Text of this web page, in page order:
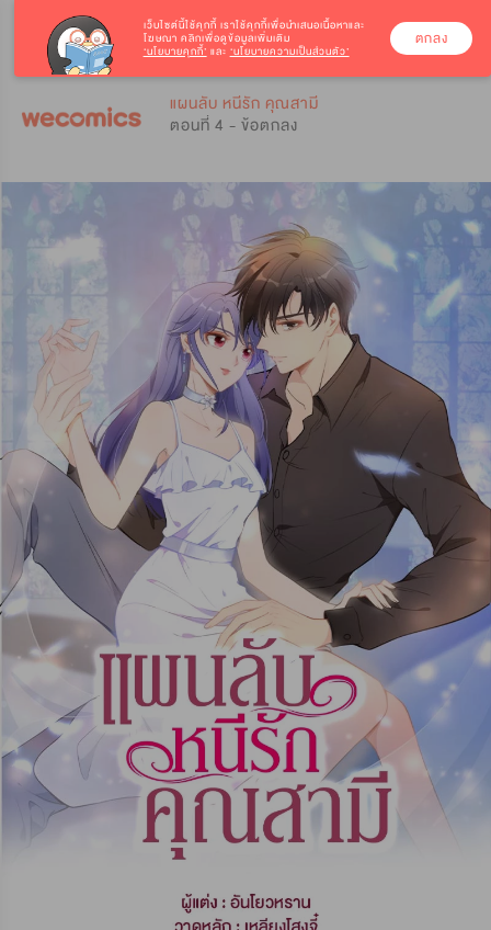
แผนลับ หนีรัก คุณสามี
ตอนที่ 4 - ข้อตกลง
เว็บไซต์นี้ใช้คุกกี้ เราใช้คุกกี้เพื่อนำเสนอเนื้อหาและ
โฆษณา คลิกเพื่อดูข้อมูลเพิ่มเติม
‘นโยบายคุกกี้’ และ ‘นโยบายความเป็นส่วนตัว’
ตกลง